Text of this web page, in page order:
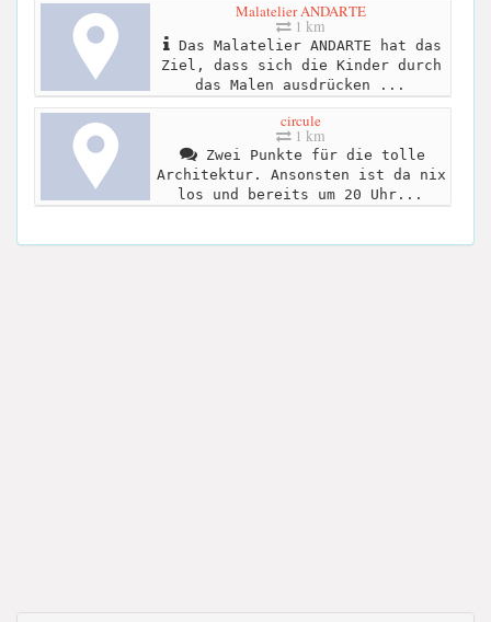
Malatelier ANDARTE
1 km
Das Malatelier ANDARTE hat das
Ziel, dass sich die Kinder durch
das Malen ausdrücken ...
circule
1 km
Zwei Punkte für die tolle
Architektur. Ansonsten ist da nix
los und bereits um 20 Uhr...